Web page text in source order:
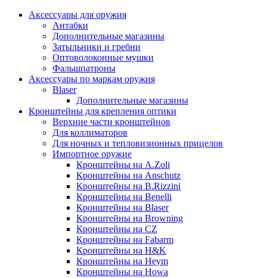
Аксессуары для оружия
Антабки
Дополнительные магазины
Затыльники и гребни
Оптоволоконные мушки
Фальшпатроны
Аксессуары по маркам оружия
Blaser
Дополнительные магазины
Кронштейны для крепления оптики
Верхние части кронштейнов
Для коллиматоров
Для ночных и тепловизионных прицелов
Импортное оружие
Кронштейны на A.Zoli
Кронштейны на Anschutz
Кронштейны на B.Rizzini
Кронштейны на Benelli
Кронштейны на Blaser
Кронштейны на Browning
Кронштейны на CZ
Кронштейны на Fabarm
Кронштейны на H&K
Кронштейны на Heym
Кронштейны на Howa